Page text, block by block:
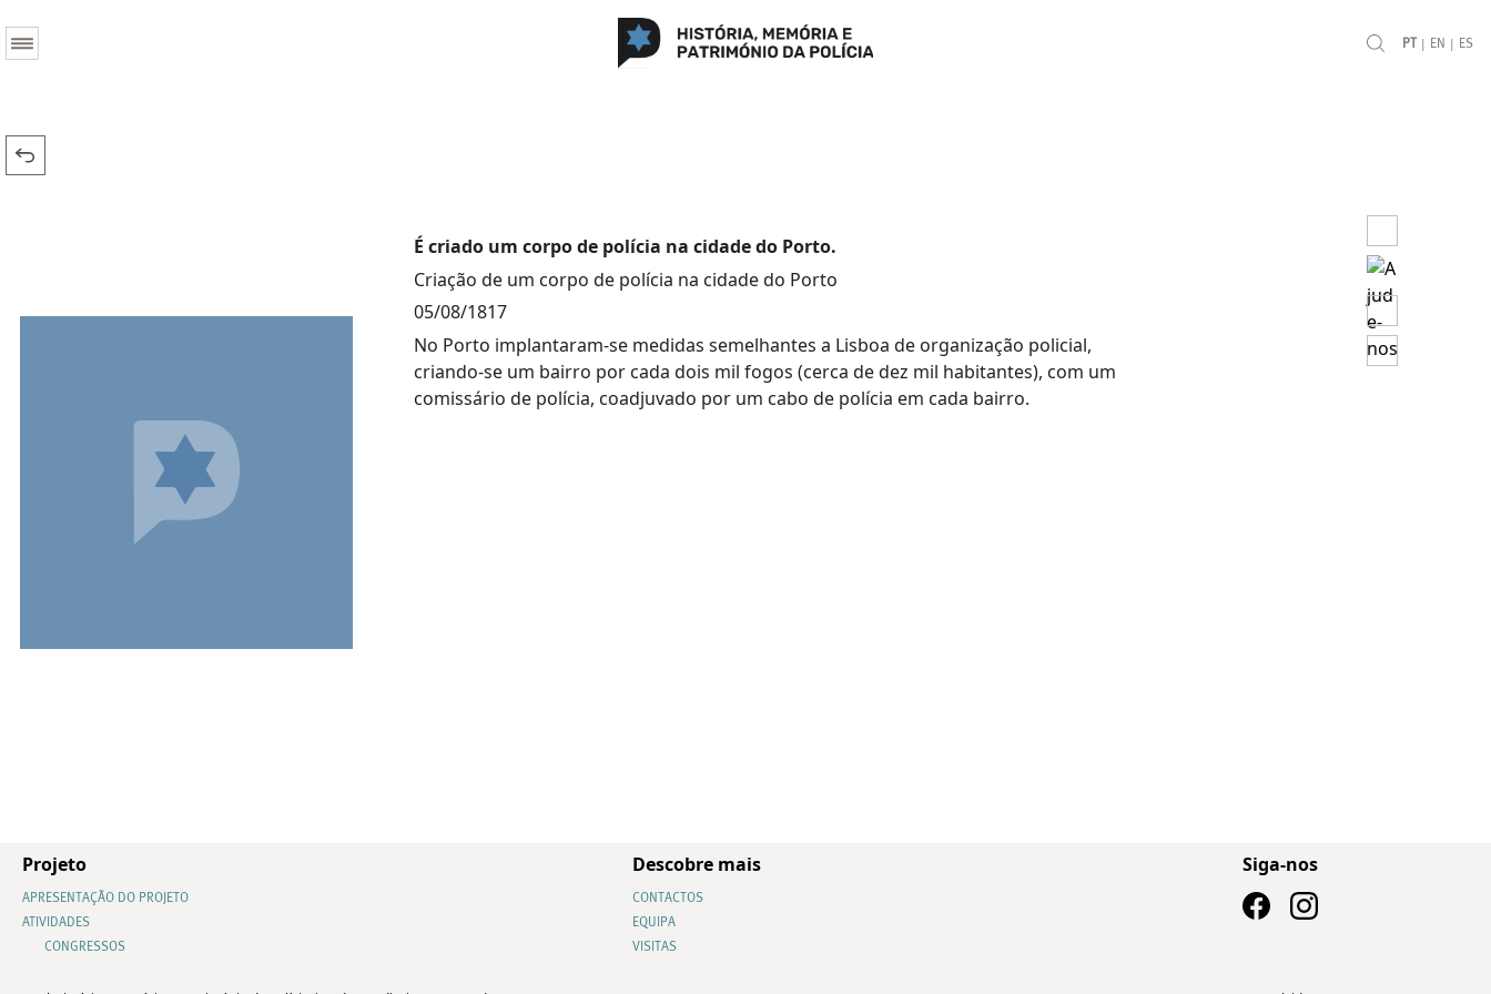
PT | EN | ES
É criado um corpo de polícia na cidade do Porto.
Criação de um corpo de polícia na cidade do Porto
05/08/1817
No Porto implantaram-se medidas semelhantes a Lisboa de organização policial,
criando-se um bairro por cada dois mil fogos (cerca de dez mil habitantes), com um
comissário de polícia, coadjuvado por um cabo de polícia em cada bairro.
Projeto
APRESENTAÇÃO DO PROJETO
ATIVIDADES
CONGRESSOS
Descobre mais
CONTACTOS
EQUIPA
VISITAS
Siga-nos